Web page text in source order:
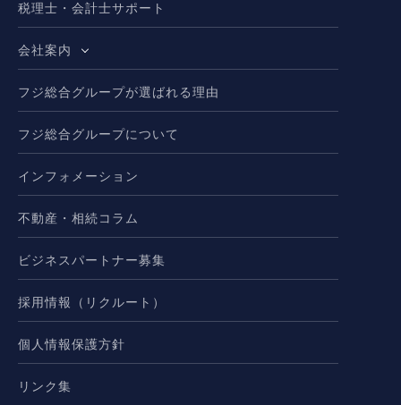
税理士・会計士サポート
会社案内
フジ総合グループが選ばれる理由
フジ総合グループについて
インフォメーション
不動産・相続コラム
ビジネスパートナー募集
採用情報（リクルート）
個人情報保護方針
リンク集